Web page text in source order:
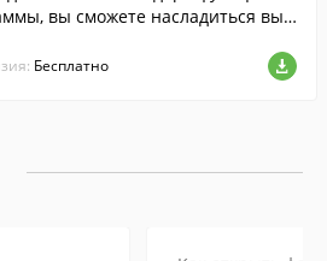
вы сможете насладиться выс
быстрый доступ к нужным сай
Бесплатно